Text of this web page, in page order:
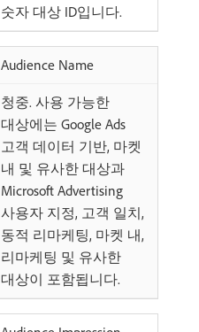
숫자 대상 ID입니다.
Audience Name
청중. 사용 가능한
대상에는 Google Ads
고객 데이터 기반, 마켓
내 및 유사한 대상과
Microsoft Advertising
사용자 지정, 고객 일치,
동적 리마케팅, 마켓 내,
리마케팅 및 유사한
대상이 포함됩니다.